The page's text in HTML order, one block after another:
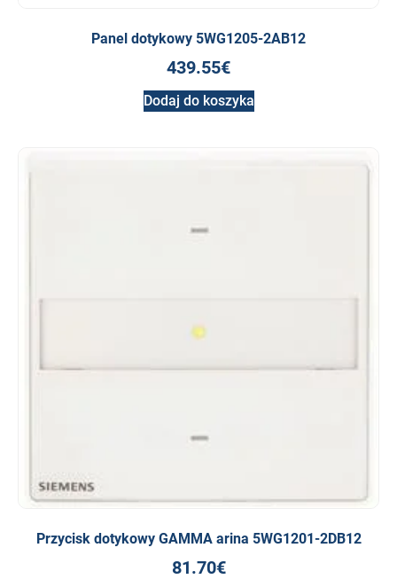
Panel dotykowy 5WG1205-2AB12
439.55€
Dodaj do koszyka
Przycisk dotykowy GAMMA arina 5WG1201-2DB12
81.70€